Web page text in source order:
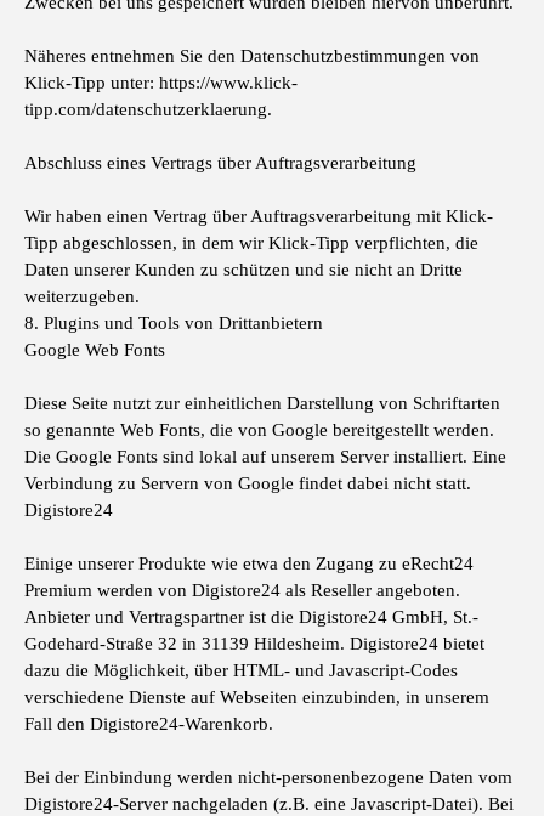
Näheres entnehmen Sie den Datenschutzbestimmungen von
Klick-Tipp unter: https://www.klick-
tipp.com/datenschutzerklaerung.
Abschluss eines Vertrags über Auftragsverarbeitung
Wir haben einen Vertrag über Auftragsverarbeitung mit Klick-
Tipp abgeschlossen, in dem wir Klick-Tipp verpflichten, die
Daten unserer Kunden zu schützen und sie nicht an Dritte
weiterzugeben.
8. Plugins und Tools von Drittanbietern
Google Web Fonts
Diese Seite nutzt zur einheitlichen Darstellung von Schriftarten
so genannte Web Fonts, die von Google bereitgestellt werden.
Die Google Fonts sind lokal auf unserem Server installiert. Eine
Verbindung zu Servern von Google findet dabei nicht statt.
Digistore24
Einige unserer Produkte wie etwa den Zugang zu eRecht24
Premium werden von Digistore24 als Reseller angeboten.
Anbieter und Vertragspartner ist die Digistore24 GmbH, St.-
Godehard-Straße 32 in 31139 Hildesheim. Digistore24 bietet
dazu die Möglichkeit, über HTML- und Javascript-Codes
verschiedene Dienste auf Webseiten einzubinden, in unserem
Fall den Digistore24-Warenkorb.
Bei der Einbindung werden nicht-personenbezogene Daten vom
Digistore24-Server nachgeladen (z.B. eine Javascript-Datei). Bei